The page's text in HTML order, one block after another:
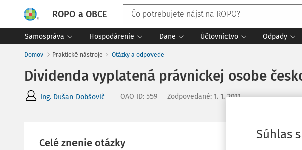
ROPO a OBCE
Samospráva Hospodárenie Dane Účtovníctvo Odpady
Domov Praktické nástroje Otázky a odpovede
Dividenda vyplatená právnickej osobe
Ing. Dušan Dobšovič OAO ID: 559 Zodpovedané: 1. 1. 2011
Celé znenie otázky
Súhlas